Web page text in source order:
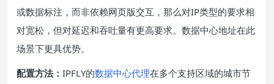
或数据标注，而非依赖网页版交互，那么对IP类型的要求相
对宽松，但对延迟和吞吐量有更高要求。数据中心地址在此
场景下更具优势。
配置方法： IPFLY的数据中心代理在多个支持区域的城市节